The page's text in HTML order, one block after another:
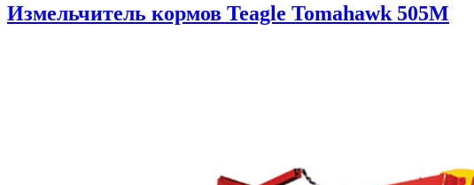
Измельчитель кормов Teagle Tomahawk 505M